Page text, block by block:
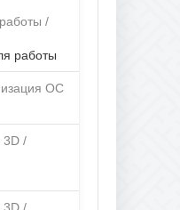
/
работы
ОС
3D /